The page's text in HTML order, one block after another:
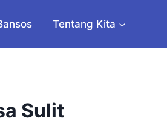
Tentang Kita
Sulit